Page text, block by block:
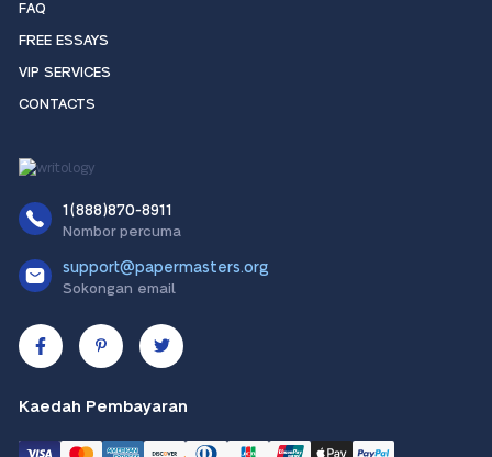
FAQ
FREE ESSAYS
VIP SERVICES
CONTACTS
1(888)870-8911
Nombor percuma
support@papermasters.org
Sokongan email
Kaedah Pembayaran